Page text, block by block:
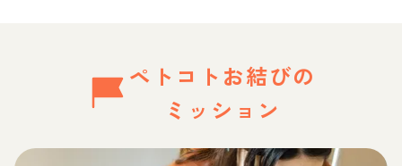
ペトコトお結びの
ミッション